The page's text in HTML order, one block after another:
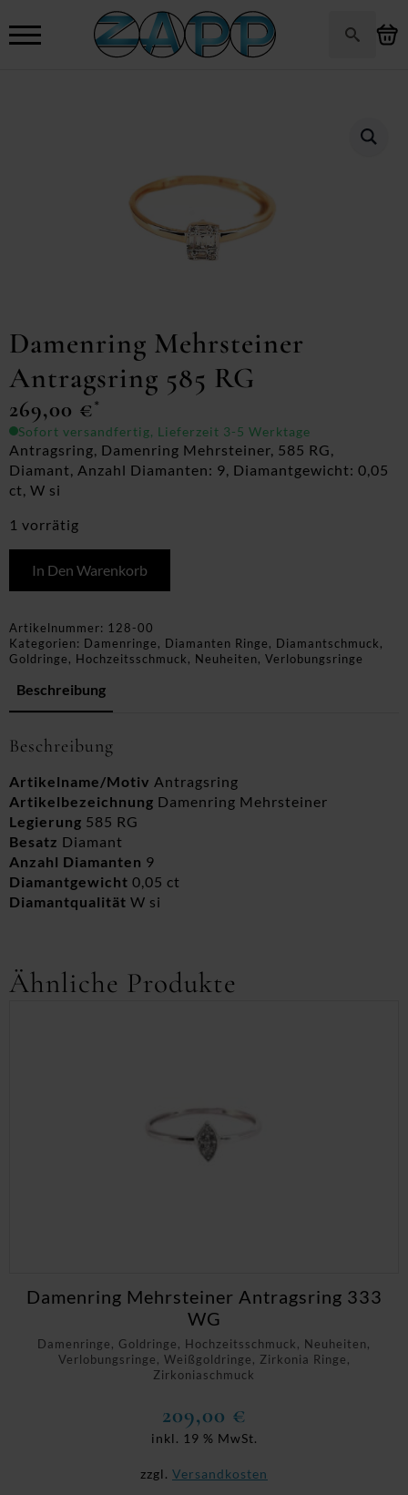
Damenring Mehrsteiner
Antragsring 585 RG
269,00 €*
Sofort versandfertig, Lieferzeit 3-5 Werktage
Antragsring, Damenring Mehrsteiner, 585 RG,
Diamant, Anzahl Diamanten: 9, Diamantgewicht: 0,05
ct, W si
1 vorrätig
In Den Warenkorb
Artikelnummer: 128-00
Kategorien: Damenringe, Diamanten Ringe, Diamantschmuck,
Goldringe, Hochzeitsschmuck, Neuheiten, Verlobungsringe
Beschreibung
Beschreibung
Artikelname/Motiv Antragsring
Artikelbezeichnung Damenring Mehrsteiner
Legierung 585 RG
Besatz Diamant
Anzahl Diamanten 9
Diamantgewicht 0,05 ct
Diamantqualität W si
Ähnliche Produkte
Damenringe, Goldringe, Hochzeitsschmuck, Neuheiten,
Verlobungsringe, Weißgoldringe, Zirkonia Ringe,
Zirkoniaschmuck
Damenring Mehrsteiner Antragsring 333
WG
209,00 €
inkl. 19 % MwSt.
zzgl. Versandkosten